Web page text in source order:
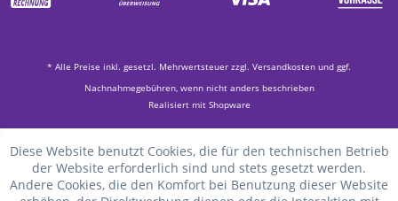
* Alle Preise inkl. gesetzl. Mehrwertsteuer zzgl. Versandkosten und ggf.
Nachnahmegebühren, wenn nicht anders beschrieben
Realisiert mit Shopware
Diese Website benutzt Cookies, die für den technischen Betrieb
der Website erforderlich sind und stets gesetzt werden.
Andere Cookies, die den Komfort bei Benutzung dieser Website